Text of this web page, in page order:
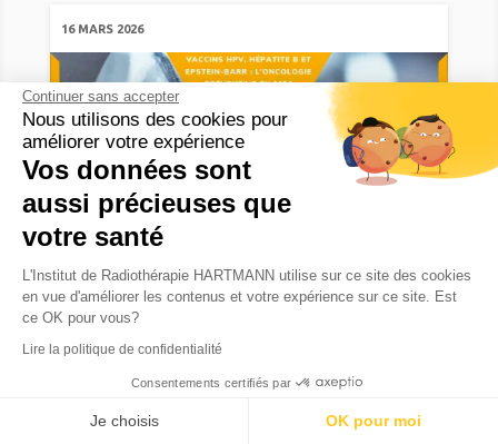
Continuer sans accepter
Nous utilisons des cookies pour
améliorer votre expérience
Vos données sont
aussi précieuses que
votre santé
L'Institut de Radiothérapie HARTMANN utilise sur ce site des cookies
en vue d'améliorer les contenus et votre expérience sur ce site. Est
ce OK pour vous?
Lire la politique de confidentialité
Consentements certifiés par
Je choisis OK pour moi
16 MARS 2026
Vaccins HPV, hépatite B et Epstein-
Barr : l’oncologie préventive en
2026
Trois virus - le papillomavirus humain (HPV), le
virus de l'hépatite B (VHB) et le virus d'Epstein-